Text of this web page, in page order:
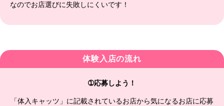
なのでお店選びに失敗しにくいです！
体験入店の流れ
➀応募しよう！
「体入キャッツ」に記載されているお店から気になるお店に応募